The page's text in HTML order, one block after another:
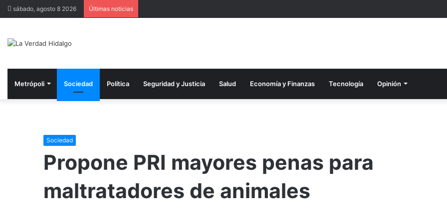
sábado, agosto 8 2026 Últimas noticias
Metrópoli Sociedad Política Seguridad y Justicia Salud Economía y Finanzas Tecnología Opinión
Sociedad
Propone PRI mayores penas para
maltratadores de animales